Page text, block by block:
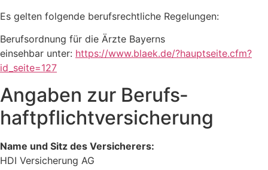
Es gelten folgende berufsrechtliche Regelungen:
Berufsordnung für die Ärzte Bayerns
einsehbar unter: https://www.blaek.de/?hauptseite.cfm?
id_seite=127
Angaben zur Berufs­
haftpflicht­versicherung
Name und Sitz des Versicherers:
HDI Versicherung AG